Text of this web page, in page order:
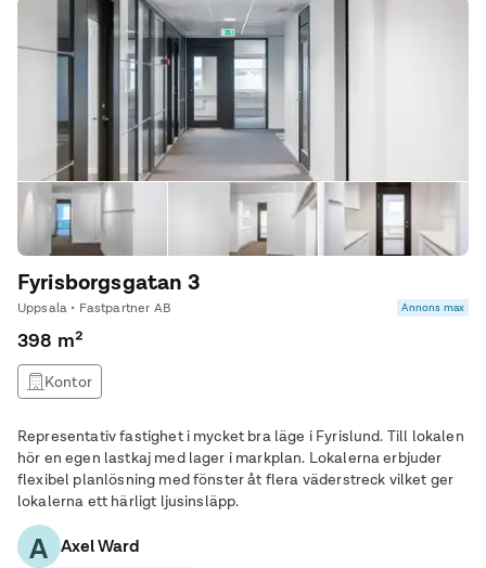
Fyrisborgsgatan 3
Uppsala • Fastpartner AB Annons max
398 m²
Kontor
Representativ fastighet i mycket bra läge i Fyrislund. Till lokalen
hör en egen lastkaj med lager i markplan. Lokalerna erbjuder
flexibel planlösning med fönster åt flera väderstreck vilket ger
lokalerna ett härligt ljusinsläpp.
A Axel Ward